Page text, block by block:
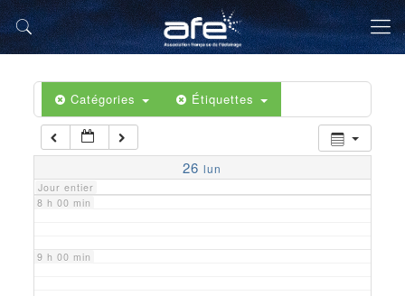
Catégories Étiquettes
26 lun
Jour entier
5 h 00 min
6 h 00 min
7 h 00 min
8 h 00 min
9 h 00 min